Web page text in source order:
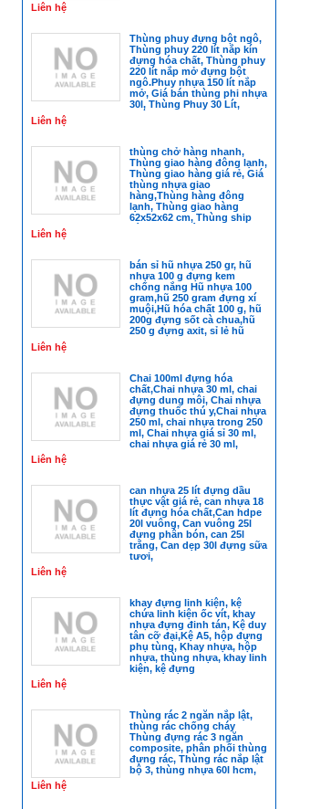
Liên hệ
Thùng phuy đựng bột ngô,
Thùng phuy 220 lít nắp kín
đựng hóa chất, Thùng phuy
220 lít nắp mở đựng bột
ngô.Phuy nhựa 150 lít nắp
mở, Giá bán thùng phi nhựa
30l, Thùng Phuy 30 Lít,
Liên hệ
thùng chở hàng nhanh,
Thùng giao hàng đông lạnh,
Thùng giao hàng giá rẻ, Giá
thùng nhựa giao
hàng,Thùng hàng đông
lạnh, Thùng giao hàng
62x52x62 cm, Thùng ship
Liên hệ
bán sỉ hũ nhựa 250 gr, hũ
nhựa 100 g đựng kem
chống nắng Hũ nhựa 100
gram,hũ 250 gram đựng xí
muội,Hũ hóa chất 100 g, hũ
200g đựng sốt cà chua,hũ
250 g đựng axit, sỉ lẻ hũ
Liên hệ
Chai 100ml đựng hóa
chất,Chai nhựa 30 ml, chai
đựng dung môi, Chai nhựa
đựng thuốc thú y,Chai nhựa
250 ml, chai nhựa trong 250
ml, Chai nhựa giá sỉ 30 ml,
chai nhựa giá rẻ 30 ml,
Liên hệ
can nhựa 25 lít đựng dầu
thực vật giá rẻ, can nhựa 18
lít đựng hóa chất,Can hdpe
20l vuông, Can vuông 25l
đựng phân bón, can 25l
trắng, Can dẹp 30l đựng sữa
tươi,
Liên hệ
khay đựng linh kiện, kệ
chứa linh kiện ốc vít, khay
nhựa đựng đinh tán, Kệ duy
tân cỡ đại,Kệ A5, hộp đựng
phụ tùng, Khay nhựa, hộp
nhựa, thùng nhựa, khay linh
kiện, kệ đựng
Liên hệ
Thùng rác 2 ngăn nắp lật,
thùng rác chống cháy
Thùng đựng rác 3 ngăn
composite, phân phối thùng
đựng rác, Thùng rác nắp lật
bộ 3, thùng nhựa 60l hcm,
Liên hệ